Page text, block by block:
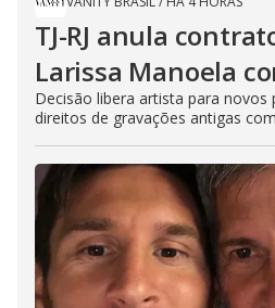
TJ-RJ anula
Larissa Manoela
Decisão libera artista para
direitos de gravações antigas